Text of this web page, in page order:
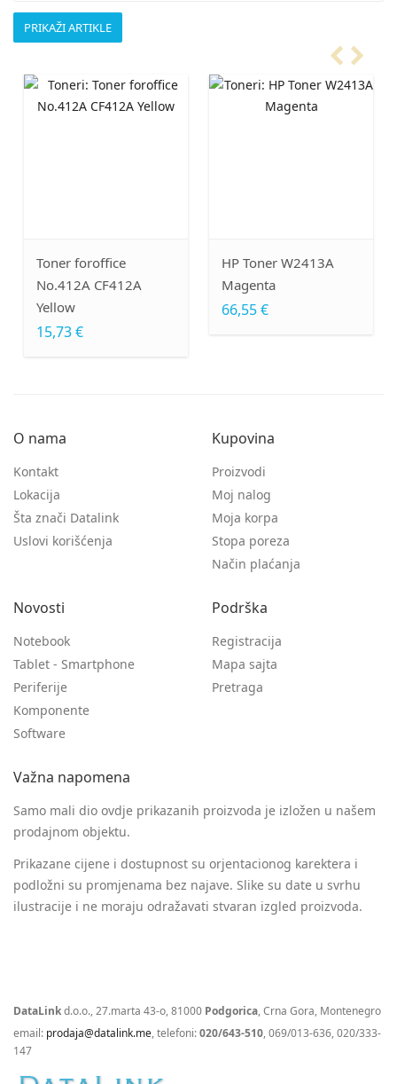
foroffice
CF412A
HP Toner W2413A
Magenta
O nama
Kontakt
Lokacija
Šta znači Datalink
Uslovi korišćenja
Kupovina
Proizvodi
Moj nalog
Moja korpa
Stopa poreza
Način plaćanja
Novosti
Notebook
Tablet - Smartphone
Periferije
Komponente
Software
Podrška
Registracija
Mapa sajta
Pretraga
Važna napomena
Samo mali dio ovdje prikazanih proizvoda je izložen u našem
prodajnom objektu.
Prikazane cijene i dostupnost su orjentacionog karektera i
podložni su promjenama bez najave. Slike su date u svrhu
ilustracije i ne moraju odražavati stvaran izgled proizvoda.
DataLinkd.o.o., 27.marta 43-o, 81000 Podgorica, Crna Gora, Montenegro
email: prodaja@datalink.me, telefoni:020/643-510, 069/013-636, 020/333-
147